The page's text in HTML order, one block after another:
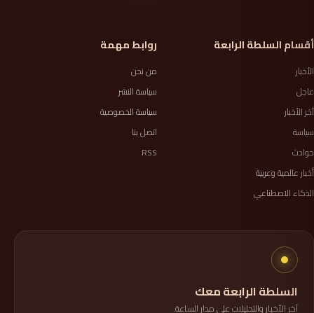
أقسام السلطة الرابعة
الأخبار
عاجل
آخر الأخبار
سياسة
حوادث
أخبار عالمية وعربية
الذكاء الاصطناعي
روابط مهمة
من نحن
سياسة النشر
سياسة الخصوصية
اتصل بنا
RSS
السلطة الرابعة معك
آخر الأخبار والتحليلات على مدار الساعة.